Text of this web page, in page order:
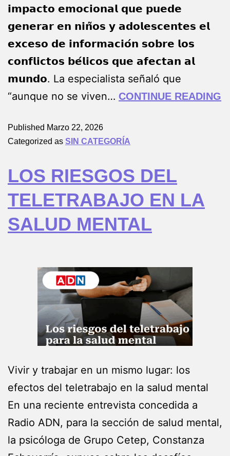
𝗶𝗺𝗽𝗮𝗰𝘁𝗼 𝗲𝗺𝗼𝗰𝗶𝗼𝗻𝗮𝗹 𝗾𝘂𝗲 𝗽𝘂𝗲𝗱𝗲
𝗴𝗲𝗻𝗲𝗿𝗮𝗿 𝗲𝗻 𝗻𝗶𝗻̃𝗼𝘀 𝘆 𝗮𝗱𝗼𝗹𝗲𝘀𝗰𝗲𝗻𝘁𝗲𝘀 𝗲𝗹
𝗲𝘅𝗰𝗲𝘀𝗼 𝗱𝗲 𝗶𝗻𝗳𝗼𝗿𝗺𝗮𝗰𝗶𝗼́𝗻 𝘀𝗼𝗯𝗿𝗲 𝗹𝗼𝘀
𝗰𝗼𝗻𝗳𝗹𝗶𝗰𝘁𝗼𝘀 𝗯𝗲́𝗹𝗶𝗰𝗼𝘀 𝗾𝘂𝗲 𝗮𝗳𝗲𝗰𝘁𝗮𝗻 𝗮𝗹
𝗺𝘂𝗻𝗱𝗼. La especialista señaló que
“aunque no se viven… CONTINUE READING
Published Marzo 22, 2026
Categorized as SIN CATEGORÍA
LOS RIESGOS DEL
TELETRABAJO EN LA
SALUD MENTAL
Vivir y trabajar en un mismo lugar: los
efectos del teletrabajo en la salud mental
En una reciente entrevista concedida a
Radio ADN, para la sección de salud mental,
la psicóloga de Grupo Cetep, Constanza